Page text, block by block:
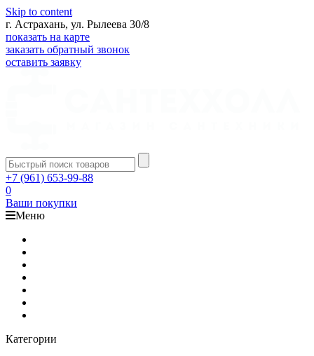
Skip to content
г. Астрахань, ул. Рылеева 30/8
показать на карте
заказать обратный звонок
оставить заявку
+7 (961) 653-99-88
0
Ваши покупки
Меню
Категории